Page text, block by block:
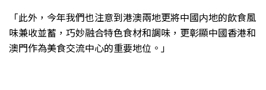
「此外，今年我們也注意到港澳兩地更將中國内地的飲食風
味兼收並蓄，巧妙融合特色食材和調味，更彰顯中國香港和
澳門作為美食交流中心的重要地位。」